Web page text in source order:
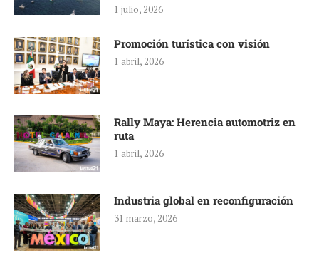
1 julio, 2026
Promoción turística con visión
1 abril, 2026
Rally Maya: Herencia automotriz en
ruta
1 abril, 2026
Industria global en reconfiguración
31 marzo, 2026